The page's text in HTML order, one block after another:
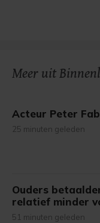
Meer uit
Acteur Peter
25 minuten geleden
Ouders
relatief minder
51 minuten geleden